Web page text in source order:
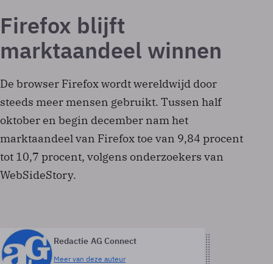
Firefox blijft
marktaandeel winnen
De browser Firefox wordt wereldwijd door
steeds meer mensen gebruikt. Tussen half
oktober en begin december nam het
marktaandeel van Firefox toe van 9,84 procent
tot 10,7 procent, volgens onderzoekers van
WebSideStory.
Redactie AG Connect
Meer van deze auteur